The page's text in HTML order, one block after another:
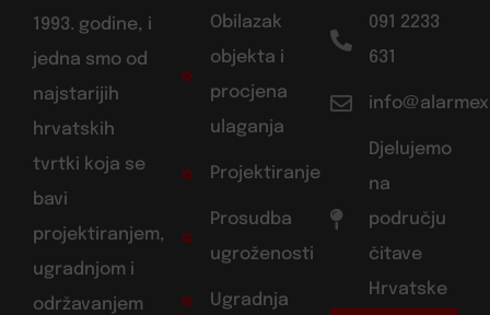
1993. godine, i
jedna smo od
najstarijih
hrvatskih
tvrtki koja se
bavi
projektiranjem,
ugradnjom i
održavanjem
Obilazak
objekta i
procjena
ulaganja
Projektiranje
Prosudba
ugroženosti
Ugradnja
091 2233
631
Djelujemo
na
području
čitave
Hrvatske